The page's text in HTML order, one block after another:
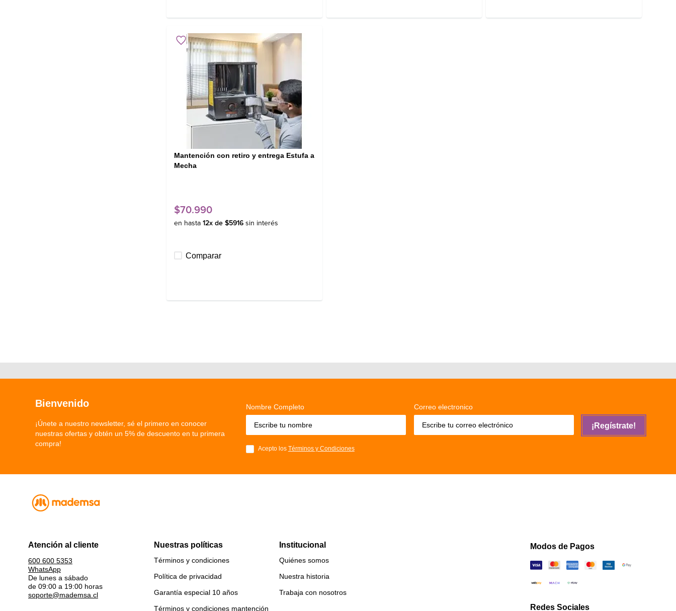
Mantención con retiro y entrega Estufa a
Mecha
$70.990
en hasta 12x de $5916 sin interés
Comparar
Bienvenido
¡Únete a nuestro newsletter, sé el primero en conocer
nuestras ofertas y obtén un 5% de descuento en tu primera
compra!
Nombre Completo Correo electronico
Acepto los Términos y Condiciones
¡Regístrate!
Atención al cliente
600 600 5353
WhatsApp
De lunes a sábado
de 09:00 a 19:00 horas
soporte@mademsa.cl
Nuestras políticas
Términos y condiciones
Política de privacidad
Garantía especial 10 años
Términos y condiciones mantención
Institucional
Quiénes somos
Nuestra historia
Trabaja con nosotros
Modos de Pagos
Redes Sociales